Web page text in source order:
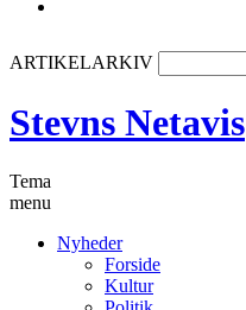
ARTIKELARKIV
Stevns Netavis
Tema
menu
Nyheder
Forside
Kultur